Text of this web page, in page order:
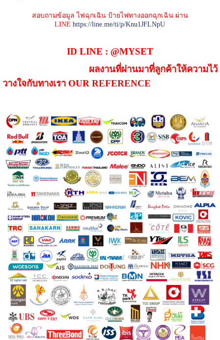
สอบถามข้อมูล ไฟฉุกเฉิน ป้ายไฟทางออกฉุกเฉิน ผ่าน
LINEhttps://line.me/ti/p/Knu1JFLNpU
ID LINE : @MYSET
ผลงานที่ผ่านมาที่ลูกค้าให้ความไว้
วางใจกับทางเรา OUR REFERENCE